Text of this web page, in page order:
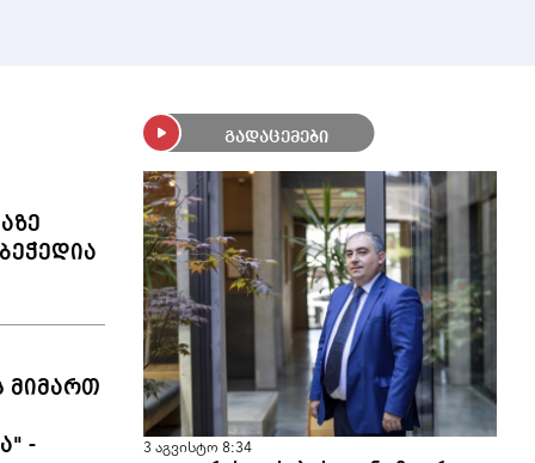
მიმართ
-
გადაცემები
3 აგვისტო 8:34